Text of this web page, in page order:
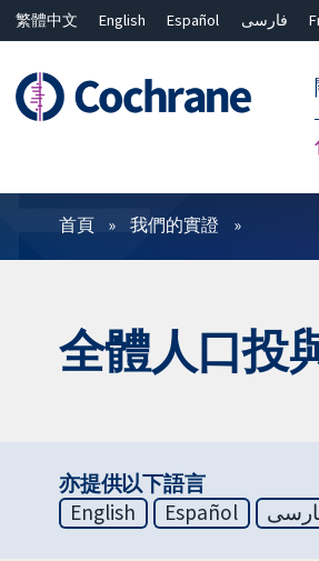
繁體中文 English Español فارسی
篩選條件
首頁 我們的實證
全體人口投
亦提供以下語言
English
Español